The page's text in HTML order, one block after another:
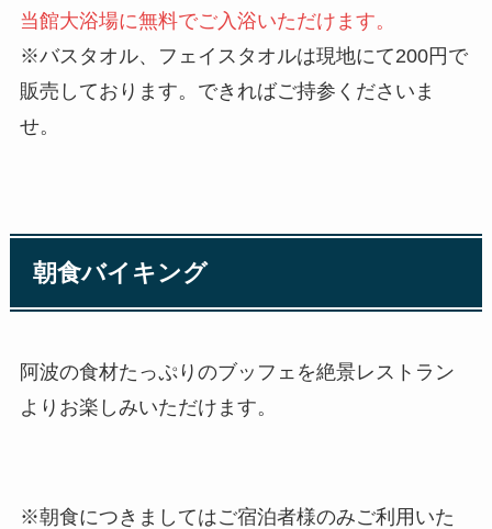
当館大浴場に無料でご入浴いただけます。
※バスタオル、フェイスタオルは現地にて200円で
販売しております。できればご持参くださいま
せ。
朝食バイキング
阿波の食材たっぷりのブッフェを絶景レストラン
よりお楽しみいただけます。
※朝食につきましてはご宿泊者様のみご利用いた